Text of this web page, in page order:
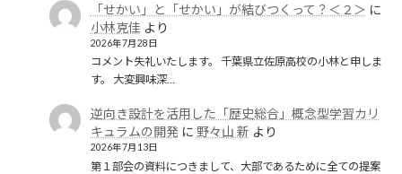
「せかい」と「せかい」が結びつくって？＜２＞ に
小林克佳 より
2026年7月28日
コメント失礼いたします。 千葉県立佐原高校の小林と申しま
す。 大変興味深…
逆向き設計を活用した「歴史総合」概念型学習カリ
キュラムの開発に 野々山 新 より
2026年7月13日
第１部会の資料につきまして、大部であるために全ての提案